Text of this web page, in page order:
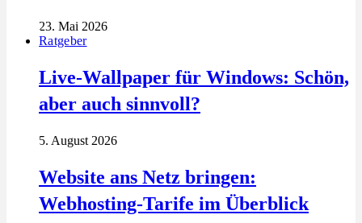
23. Mai 2026
Ratgeber
Live-Wallpaper für Windows: Schön,
aber auch sinnvoll?
5. August 2026
Website ans Netz bringen:
Webhosting-Tarife im Überblick